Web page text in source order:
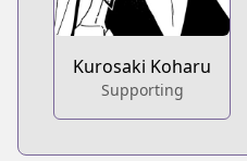
Kurosaki Koharu
Supporting